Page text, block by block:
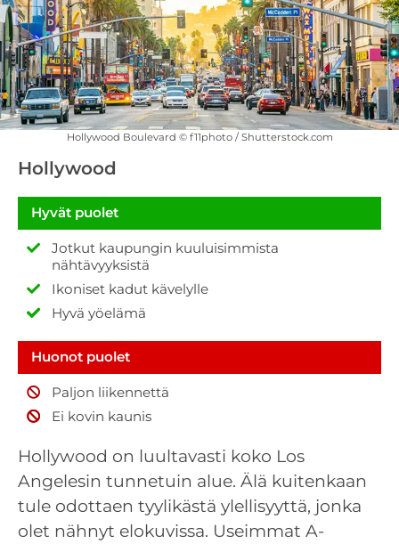
Hollywood Boulevard © f11photo / Shutterstock.com
Hollywood
Hyvät puolet
Jotkut kaupungin kuuluisimmista
nähtävyyksistä
Ikoniset kadut kävelylle
Hyvä yöelämä
Huonot puolet
Paljon liikennettä
Ei kovin kaunis
Hollywood on luultavasti koko Los
Angelesin tunnetuin alue. Älä kuitenkaan
tule odottaen tyylikästä ylellisyyttä, jonka
olet nähnyt elokuvissa. Useimmat A-